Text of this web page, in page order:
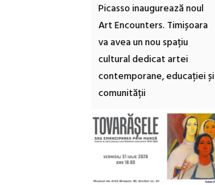
Picasso inaugurează noul
Art Encounters. Timișoara
va avea un nou spațiu
cultural dedicat artei
contemporane, educației și
comunității